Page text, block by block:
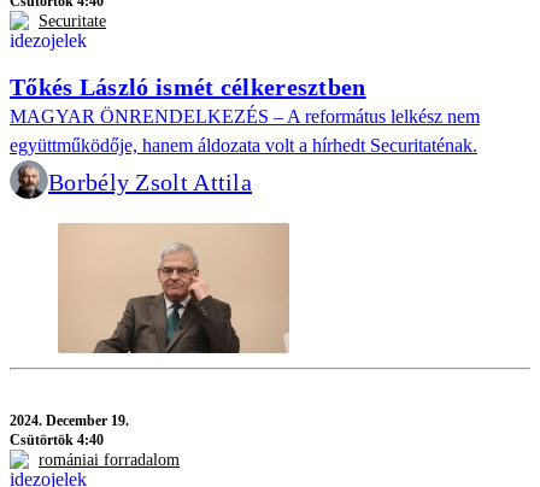
Securitate
Tőkés László ismét célkeresztben
MAGYAR ÖNRENDELKEZÉS – A református lelkész nem
együttműködője, hanem áldozata volt a hírhedt Securitaténak.
Borbély Zsolt Attila
2024. December 19.
Csütörtök 4:40
romániai forradalom